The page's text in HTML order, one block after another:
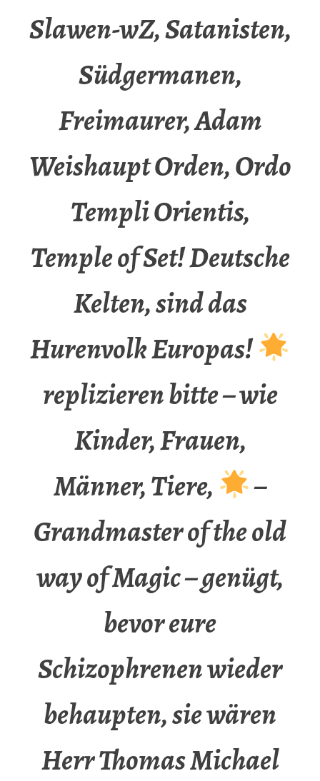
Slawen-wZ, Satanisten,
Südgermanen,
Freimaurer, Adam
Weishaupt Orden, Ordo
Templi Orientis,
Temple of Set! Deutsche
Kelten, sind das
Hurenvolk Europas!
replizieren bitte – wie
Kinder, Frauen,
Männer, Tiere,
–
Grandmaster of the old
way of Magic – genügt,
bevor eure
Schizophrenen wieder
behaupten, sie wären
Herr Thomas Michael